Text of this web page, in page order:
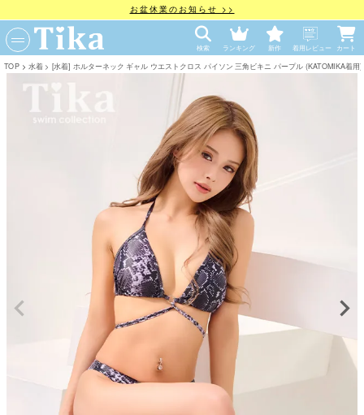
お盆休業のお知らせ >>
検索 ランキング 新作 着用レビュー カート
TOP 水着 [水着] ホルターネック ギャル ウエストクロス パイソン 三角ビキニ パープル (KATOMIKA着用